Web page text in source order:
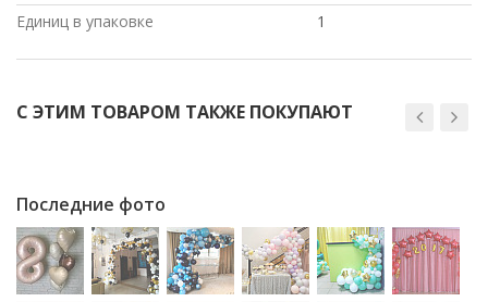
Единиц в упаковке
1
С ЭТИМ ТОВАРОМ ТАКЖЕ ПОКУПАЮТ
Последние фото